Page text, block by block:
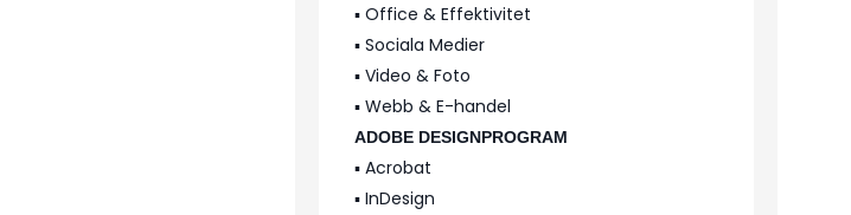
▪️ Office & Effektivitet
▪️ Sociala Medier
▪️ Video & Foto
▪️ Webb & E-handel
ADOBE DESIGNPROGRAM
▪️ Acrobat
▪️ InDesign